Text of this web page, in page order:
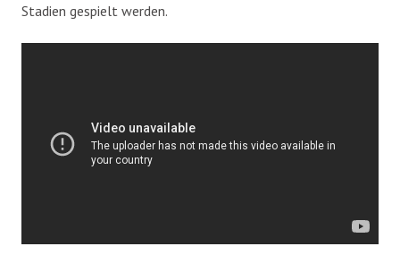
Stadien gespielt werden.